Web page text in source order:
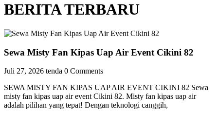
BERITA TERBARU
Sewa Misty Fan Kipas Uap Air Event Cikini 82
Juli 27, 2026 tenda 0 Comments
SEWA MISTY FAN KIPAS UAP AIR EVENT CIKINI 82 Sewa
misty fan kipas uap air event Cikini 82. Misty fan kipas uap air
adalah pilihan yang tepat! Dengan teknologi canggih,